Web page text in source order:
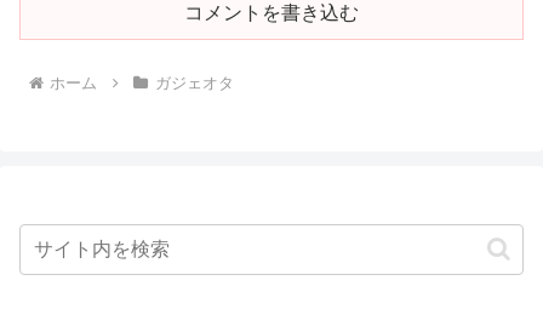
コメントを書き込む
ホーム ガジェオタ